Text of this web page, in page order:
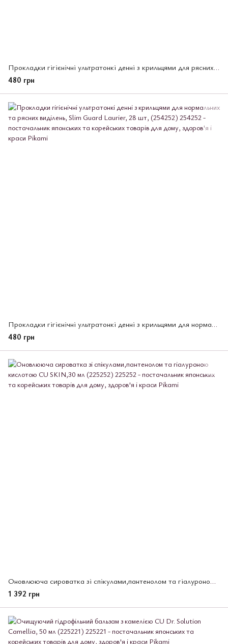
Прокладки гігієнічні ультратонкі денні з крильцями для рясних виділень, Slim Guard Laurier, 19 шт (254283)
480 грн
Прокладки гігієнічні ультратонкі денні з крильцями для нормальних та рясних виділень, Slim Guard Laurier, 28 шт, (254252)
480 грн
Оновлююча сироватка зі спікулами,пантенолом та гіалуроною кислотою CU SKIN,30 мл (225252)
1 392 грн